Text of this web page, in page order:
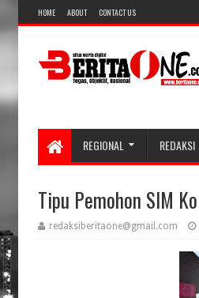
HOME ABOUT CONTACT US
REGIONAL REDAKSI
Tipu Pemohon SIM
redaksiberitaone@gmail.com